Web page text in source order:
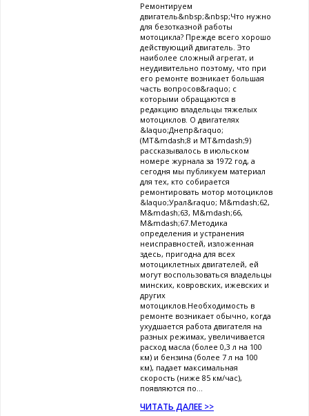
Ремонтируем
двигатель&nbsp;&nbsp;Что нужно
для безотказной работы
мотоцикла? Прежде всего хорошо
действующий двигатель. Это
наиболее сложный агрегат, и
неудивительно поэтому, что при
его ремонте возникает большая
часть вопросов&raquo; с
которыми обращаются в
редакцию владельцы тяжелых
мотоциклов. О двигателях
&laquo;Днепр&raquo;
(МТ&mdash;8 и МТ&mdash;9)
рассказывалось в июльском
номере журнала за 1972 год, а
сегодня мы публикуем материал
для тех, кто собирается
ремонтировать мотор мотоциклов
&laquo;Урал&raquo; М&mdash;62,
М&mdash;63, М&mdash;66,
М&mdash;67.Методика
определения и устранения
неисправностей, изложенная
здесь, пригодна для всех
мотоциклетных двигателей, ей
могут воспользоваться владельцы
минских, ковровских, ижевских и
других
мотоциклов.Необходимость в
ремонте возникает обычно, когда
ухудшается работа двигателя на
разных режимах, увеличивается
расход масла (более 0,3 л на 100
км) и бензина (более 7 л на 100
км), падает максимальная
скорость (ниже 85 км/час),
появляются по...
ЧИТАТЬ ДАЛЕЕ >>